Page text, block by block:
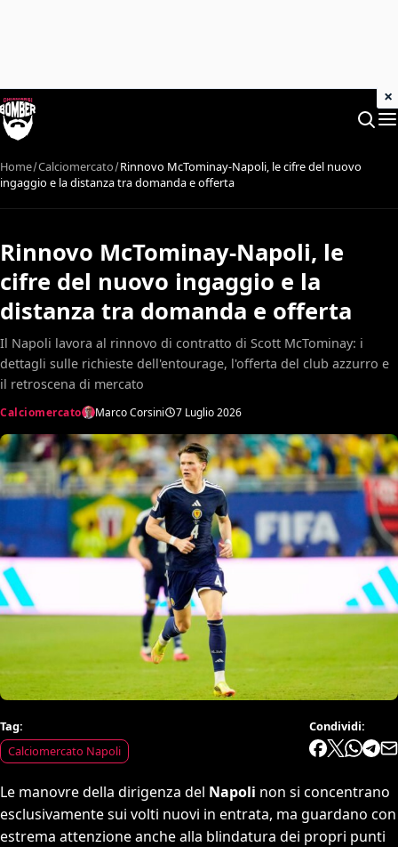
Home Calciomercato Rinnovo McTominay-Napoli, le cifre del nuovo
ingaggio e la distanza tra domanda e offerta
Rinnovo McTominay-Napoli, le
cifre del nuovo ingaggio e la
distanza tra domanda e offerta
Il Napoli lavora al rinnovo di contratto di Scott McTominay: i
dettagli sulle richieste dell'entourage, l'offerta del club azzurro e
il retroscena di mercato
Calciomercato Marco Corsini 7 Luglio 2026
Tag:
Calciomercato Napoli
Condividi:
Le manovre della dirigenza del Napoli non si concentrano
esclusivamente sui volti nuovi in entrata, ma guardano con
estrema attenzione anche alla blindatura dei propri punti
×